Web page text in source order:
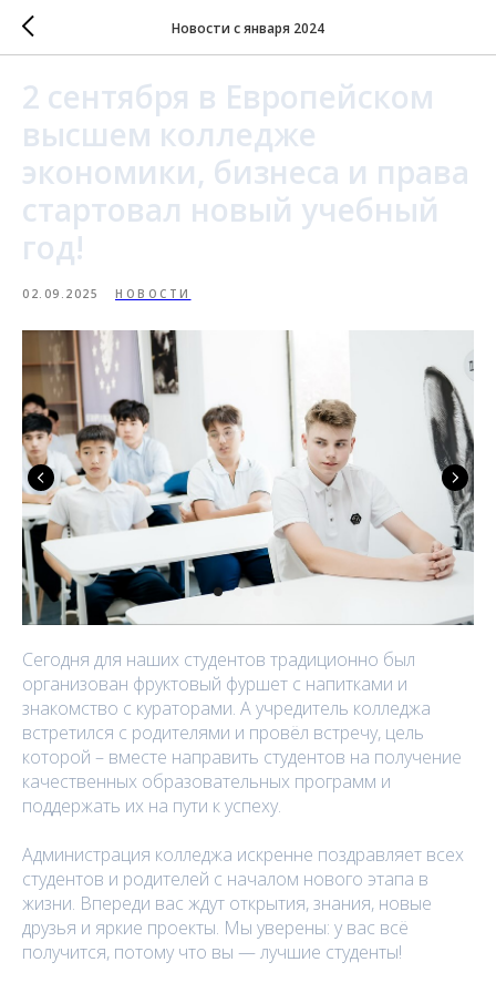
Новости с января 2024
2 сентября в Европейском
высшем колледже
экономики, бизнеса и права
стартовал новый учебный
год!
02.09.2025 НОВОСТИ
Сегодня для наших студентов традиционно был
организован фруктовый фуршет с напитками и
знакомство с кураторами. А учредитель колледжа
встретился с родителями и провёл встречу, цель
которой – вместе направить студентов на получение
качественных образовательных программ и
поддержать их на пути к успеху.
Администрация колледжа искренне поздравляет всех
студентов и родителей с началом нового этапа в
жизни. Впереди вас ждут открытия, знания, новые
друзья и яркие проекты. Мы уверены: у вас всё
получится, потому что вы — лучшие студенты!